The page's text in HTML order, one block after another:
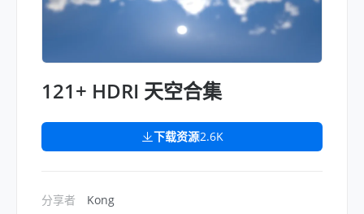
121+ HDRI 天空合集
下载资源2.6K
分享者
Kong